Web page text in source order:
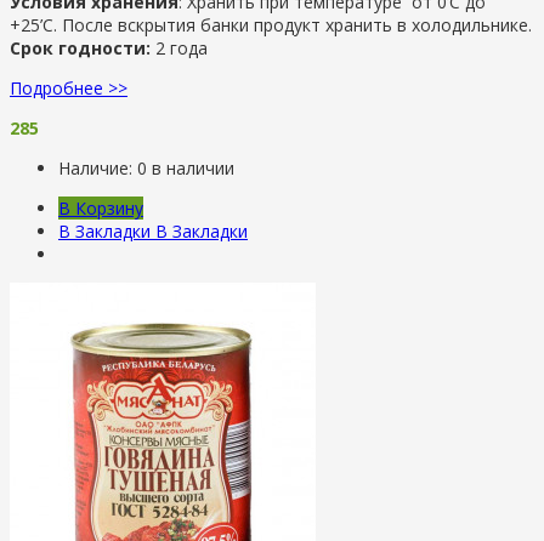
+25’C. После вскрытия банки продукт хранить в холодильнике.
Срок годности: 2 года
Подробнее >>
285
Наличие: 0 в наличии
В Корзину
В Закладки В Закладки